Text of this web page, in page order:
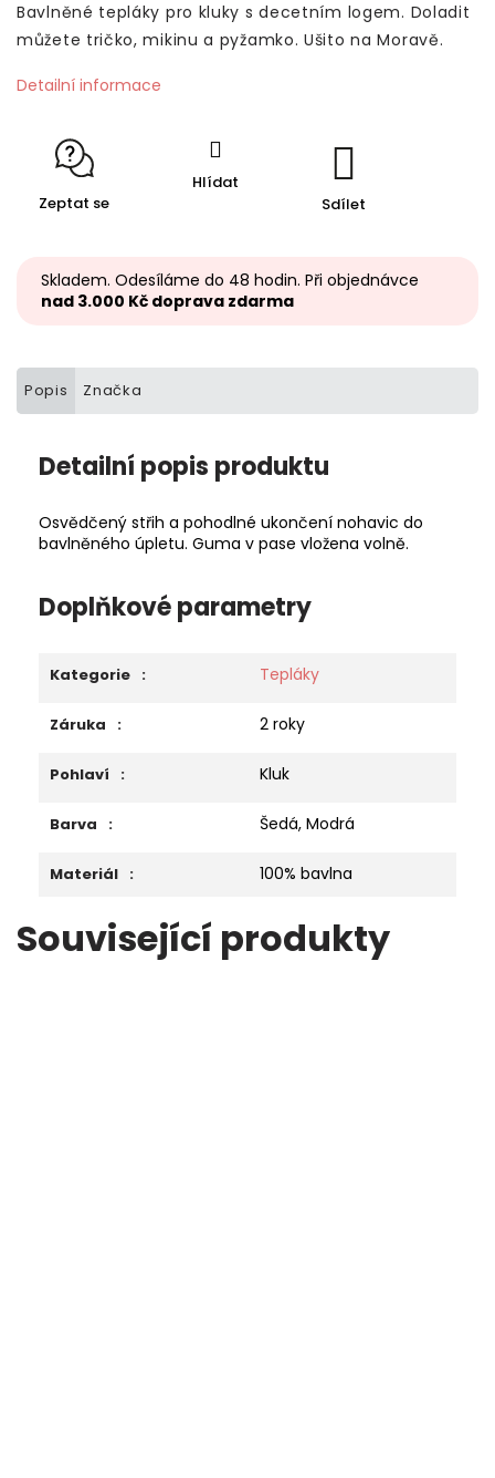
Bavlněné tepláky pro kluky s decetním logem. Doladit
můžete tričko, mikinu a pyžamko. Ušito na Moravě.
Detailní informace
Zeptat se
Hlídat
Sdílet
Skladem. Odesíláme do 48 hodin. Při objednávce
nad 3.000 Kč doprava zdarma
Popis Značka
Detailní popis produktu
Osvědčený střih a pohodlné ukončení nohavic do
bavlněného úpletu. Guma v pase vložena volně.
Doplňkové parametry
Kategorie : Tepláky
Záruka : 2 roky
Pohlaví : Kluk
Barva : Šedá, Modrá
Materiál : 100% bavlna
Související produkty